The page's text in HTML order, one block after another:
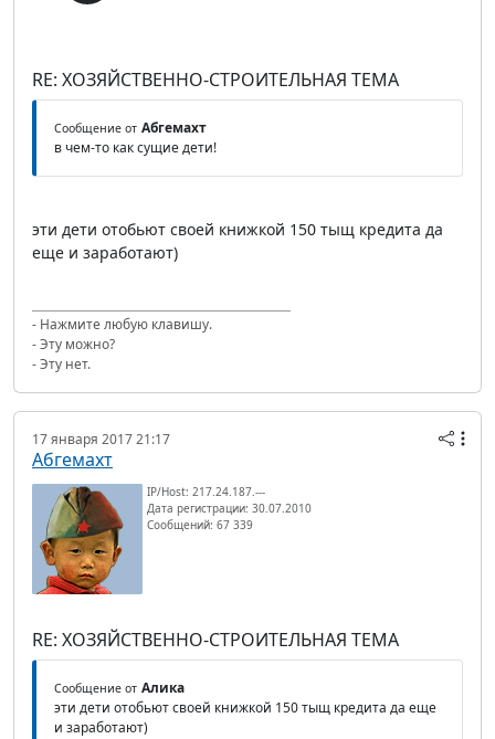
RE: ХОЗЯЙСТВЕННО-СТРОИТЕЛЬНАЯ ТЕМА
Сообщение от Абгемахт
в чем-то как сущие дети!
эти дети отобьют своей книжкой 150 тыщ кредита да
еще и заработают)
- Нажмите любую клавишу.
- Эту можно?
- Эту нет.
17 января 2017 21:17
Абгемахт
IP/Host: 217.24.187.---
Дата регистрации: 30.07.2010
Сообщений: 67 339
RE: ХОЗЯЙСТВЕННО-СТРОИТЕЛЬНАЯ ТЕМА
Сообщение от Алика
эти дети отобьют своей книжкой 150 тыщ кредита да еще
и заработают)